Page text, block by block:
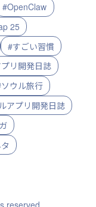
#OpenClaw
25
#すごい習慣
リ開発日誌
ウル旅行
アプリ開発日誌
reserved.